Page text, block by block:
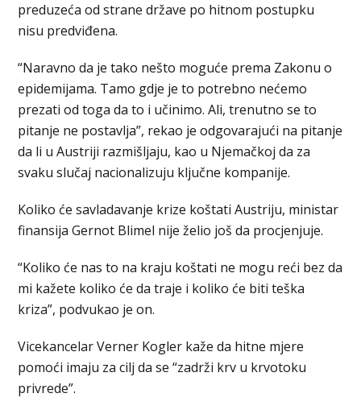
preduzeća od strane države po hitnom postupku
nisu predviđena.
“Naravno da je tako nešto moguće prema Zakonu o
epidemijama. Tamo gdje je to potrebno nećemo
prezati od toga da to i učinimo. Ali, trenutno se to
pitanje ne postavlja”, rekao je odgovarajući na pitanje
da li u Austriji razmišljaju, kao u Njemačkoj da za
svaku slučaj nacionalizuju ključne kompanije.
Koliko će savladavanje krize koštati Austriju, ministar
finansija Gernot Blimel nije želio još da procjenjuje.
“Koliko će nas to na kraju koštati ne mogu reći bez da
mi kažete koliko će da traje i koliko će biti teška
kriza”, podvukao je on.
Vicekancelar Verner Kogler kaže da hitne mjere
pomoći imaju za cilj da se “zadrži krv u krvotoku
privrede”.